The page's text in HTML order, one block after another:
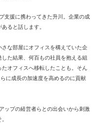
支援に携わってきた升川。企業の成
ると話します。
さな部屋にオフィスを構えていた企
た結果、何百もの社員を抱える組
オフィスへ移転したことも。そん
に成長の加速度を高めるのに貢献
ップの経営者らとの出会いから刺激